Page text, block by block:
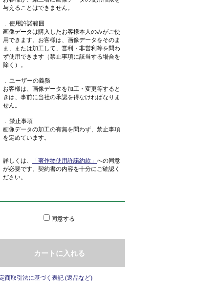
与えることはできません。
. 使用許諾範囲
画像データは購入したお客様本人のみがご使
用できます。お客様は、画像データをそのま
ま、または加工して、営利・非営利等を問わ
ず使用できます（禁止事項に該当する場合を
除く）。
. ユーザーの義務
お客様は、画像データを加工・変更等すると
きは、事前に当社の承認を得なければなりま
せん。
. 禁止事項
画像データの加工の有無を問わず、禁止事項
を定めています。
詳しくは、 「著作物使用許諾約款」 への同意
が必要です。契約書の内容を十分にご確認く
ださい。
同意する
商取引法に基づく表記 (返品など)